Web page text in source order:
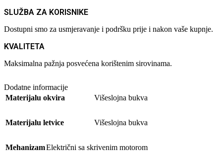
SLUŽBA ZA KORISNIKE
Dostupni smo za usmjeravanje i podršku prije i nakon vaše kupnje.
KVALITETA
Maksimalna pažnja posvećena korištenim sirovinama.
Dodatne informacije
Materijalu okvira
Višeslojna bukva
Materijalu letvice Višeslojna bukva
MehanizamElektrični sa skrivenim motorom